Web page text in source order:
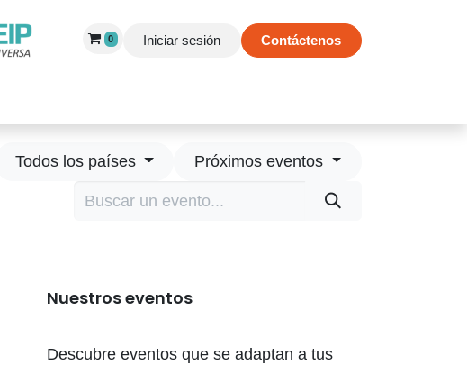
0 Iniciar sesión Contáctenos
Todos los países Próximos eventos
Nuestros eventos
Descubre eventos que se adaptan a tus